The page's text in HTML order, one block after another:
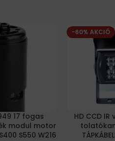
17 fogas
modul motor
S550 W216
-60% AKCIÓ
HD CCD